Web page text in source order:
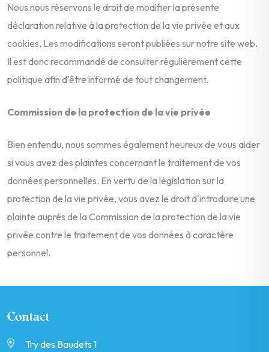
Nous nous réservons le droit de modifier la présente
déclaration relative à la protection de la vie privée et aux
cookies. Les modifications seront publiées sur notre site web.
Il est donc recommandé de consulter régulièrement cette
politique afin d'être informé de tout changement.
Commission de la protection de la vie privée
Bien entendu, nous sommes également heureux de vous aider
si vous avez des plaintes concernant le traitement de vos
données personnelles. En vertu de la législation sur la
protection de la vie privée, vous avez le droit d'introduire une
plainte auprès de la Commission de la protection de la vie
privée contre le traitement de vos données à caractère
personnel.
Contact
Try des Baudets 1